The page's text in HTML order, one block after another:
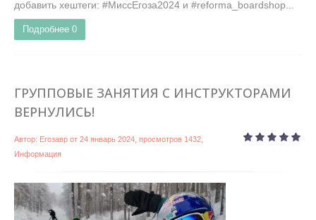
добавить хештеги: #МиссЕгоза2024 и #reforma_boardshop...
Подробнее 0
ГРУППОВЫЕ ЗАНЯТИЯ С ИНСТРУКТОРАМИ
ВЕРНУЛИСЬ!
Автор: Егозавр от 24 январь 2024 , просмотров 1432,
Информация